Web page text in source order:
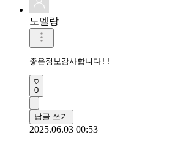
노멜랑
좋은정보감사합니다!!
0
답글 쓰기
2025.06.03 00:53